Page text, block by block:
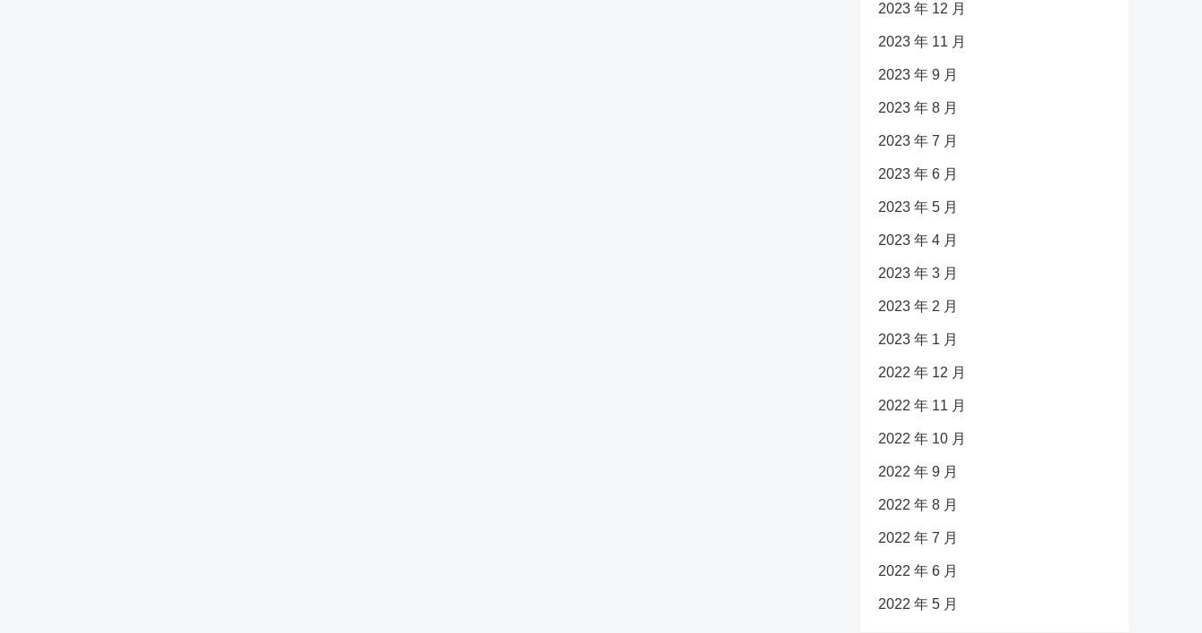
2023 年 12 月
2023 年 11 月
2023 年 9 月
2023 年 8 月
2023 年 7 月
2023 年 6 月
2023 年 5 月
2023 年 4 月
2023 年 3 月
2023 年 2 月
2023 年 1 月
2022 年 12 月
2022 年 11 月
2022 年 10 月
2022 年 9 月
2022 年 8 月
2022 年 7 月
2022 年 6 月
2022 年 5 月